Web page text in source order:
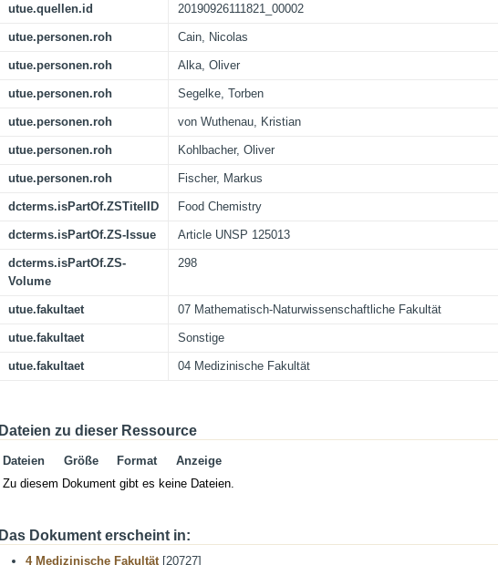
utue.quellen.id 20190926111821_00002
utue.personen.roh Cain, Nicolas
utue.personen.roh Alka, Oliver
utue.personen.roh Segelke, Torben
utue.personen.roh von Wuthenau, Kristian
utue.personen.roh Kohlbacher, Oliver
utue.personen.roh Fischer, Markus
dcterms.isPartOf.ZSTitelID Food Chemistry
dcterms.isPartOf.ZS-Issue Article UNSP 125013
dcterms.isPartOf.ZS-
Volume
298
utue.fakultaet 07 Mathematisch-Naturwissenschaftliche Fakultät
utue.fakultaet Sonstige
utue.fakultaet 04 Medizinische Fakultät
Dateien zu dieser Ressource
Dateien Größe Format
Anzeige
Zu diesem Dokument gibt es keine Dateien.
Das Dokument erscheint in:
4 Medizinische Fakultät[20727]